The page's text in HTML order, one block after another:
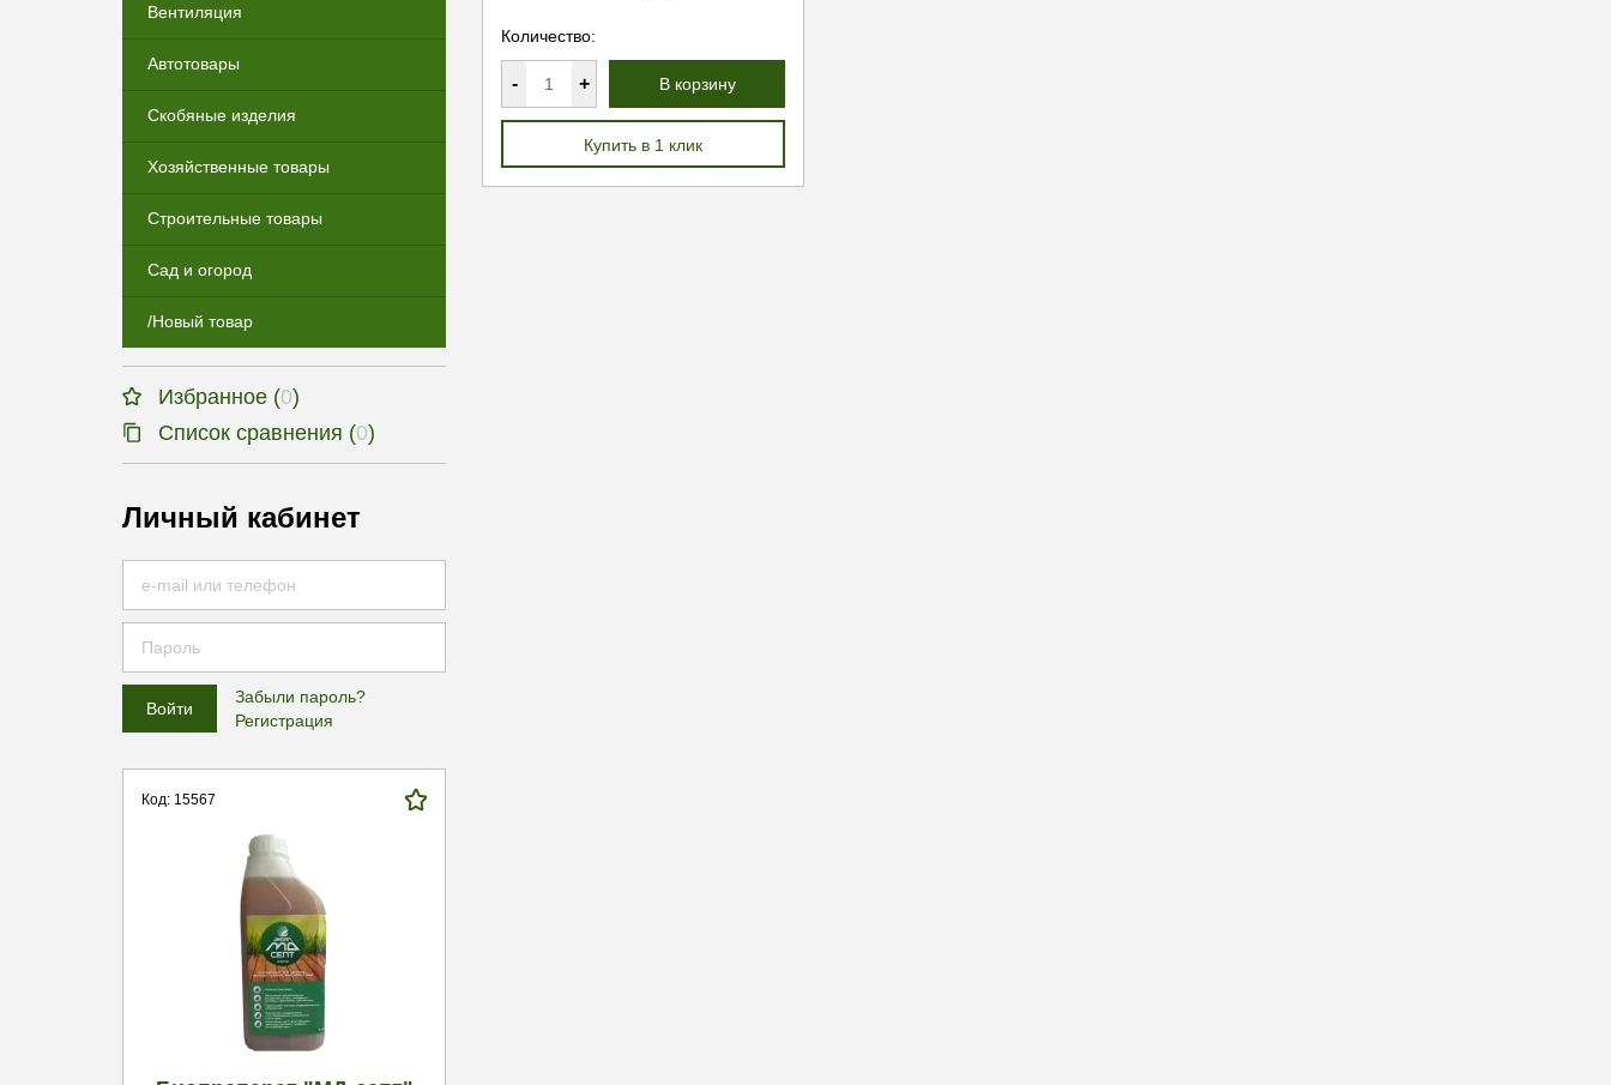
Вентиляция
Автотовары
Скобяные изделия
Хозяйственные товары
Строительные товары
Сад и огород
/Новый товар
Избранное (0)
Список сравнения (0)
Личный кабинет
Забыли пароль?
Регистрация
Код: 15567
Количество:
- + В корзину
Купить в 1 клик